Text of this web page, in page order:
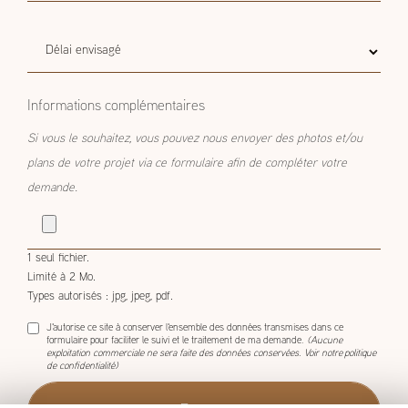
estimatif
Délai
envisagé
Délai envisagé
Informations complémentaires
Si vous le souhaitez, vous pouvez nous envoyer des photos et/ou
plans de votre projet via ce formulaire afin de compléter votre
demande.
1 seul fichier.
Limité à 2 Mo.
Types autorisés : jpg, jpeg, pdf.
J'autorise ce site à conserver l'ensemble des données transmises dans ce
formulaire pour faciliter le suivi et le traitement de ma demande.
(Aucune
exploitation commerciale ne sera faite des données conservées. Voir notre politique
de confidentialité)